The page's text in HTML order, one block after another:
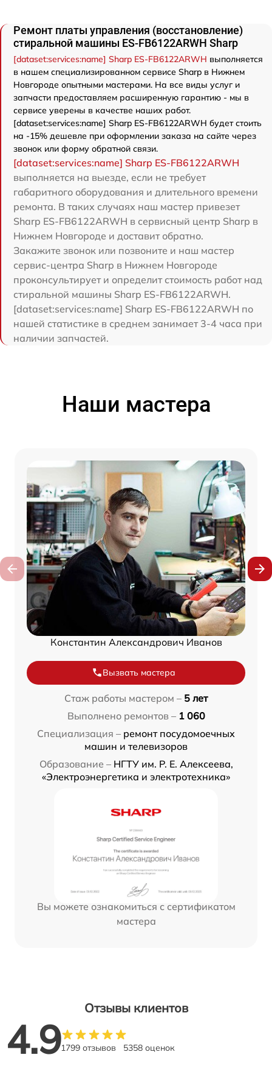
Ремонт платы управления (восстановление)
стиральной машины ES-FB6122ARWH Sharp
[dataset:services:name] Sharp ES-FB6122ARWH выполняется
в нашем специализированном сервисе Sharp в Нижнем
Новгороде опытными мастерами. На все виды услуг и
запчасти предоставляем расширенную гарантию - мы в
сервисе уверены в качестве наших работ.
[dataset:services:name] Sharp ES-FB6122ARWH будет стоить
на -15% дешевле при оформлении заказа на сайте через
звонок или форму обратной связи.
[dataset:services:name] Sharp ES-FB6122ARWH
выполняется на выезде, если не требует
габаритного оборудования и длительного времени
ремонта. В таких случаях наш мастер привезет
Sharp ES-FB6122ARWH в сервисный центр Sharp в
Нижнем Новгороде и доставит обратно.
Закажите звонок или позвоните и наш мастер
сервис-центра Sharp в Нижнем Новгороде
проконсультирует и определит стоимость работ над
стиральной машины Sharp ES-FB6122ARWH.
[dataset:services:name] Sharp ES-FB6122ARWH по
нашей статистике в среднем занимает 3-4 часа при
наличии запчастей.
Наши мастера
Константин Александрович Иванов
Вызвать мастера
Стаж работы мастером – 5 лет
Выполнено ремонтов – 1 060
Специализация – ремонт посудомоечных
машин и телевизоров
Образование – НГТУ им. Р. Е. Алексеева,
«Электроэнергетика и электротехника»
Вы можете ознакомиться с сертификатом
мастера
Отзывы клиентов
4.91799 отзывов 5358 оценок